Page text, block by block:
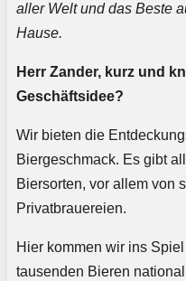
aller Welt und das Beste
Hause.
Herr Zander, kurz und
Geschäftsidee?
Wir bieten die
Biergeschmack. Es gibt
Biersorten, vor allem von
Privatbrauereien.
Hier kommen wir ins
tausenden Bieren